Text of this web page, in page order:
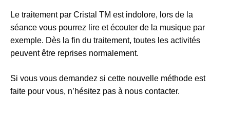
Le traitement par Cristal TM est indolore, lors de la
séance vous pourrez lire et écouter de la musique par
exemple. Dès la fin du traitement, toutes les activités
peuvent être reprises normalement.
Si vous vous demandez si cette nouvelle méthode est
faite pour vous, n’hésitez pas à nous contacter.